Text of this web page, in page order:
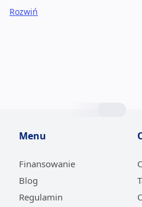
kontra używanej
Rozwiń
Menu
Finansowanie
Blog
Regulamin